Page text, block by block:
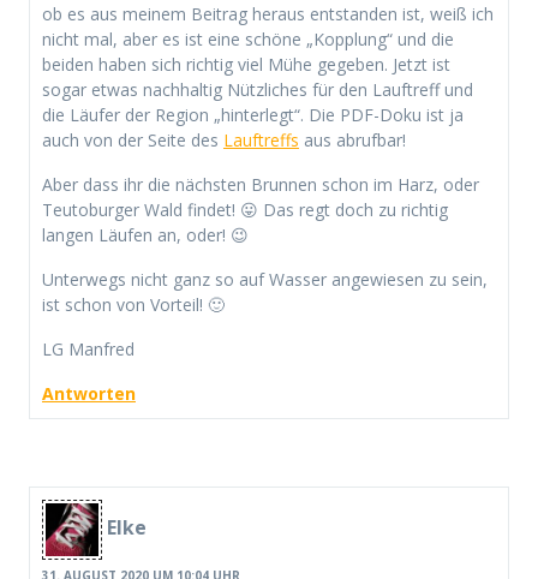
ob es aus meinem Beitrag heraus entstanden ist, weiß ich
nicht mal, aber es ist eine schöne „Kopplung“ und die
beiden haben sich richtig viel Mühe gegeben. Jetzt ist
sogar etwas nachhaltig Nützliches für den Lauftreff und
die Läufer der Region „hinterlegt“. Die PDF-Doku ist ja
auch von der Seite des Lauftreffs aus abrufbar!
Aber dass ihr die nächsten Brunnen schon im Harz, oder
Teutoburger Wald findet! 😛 Das regt doch zu richtig
langen Läufen an, oder! 😉
Unterwegs nicht ganz so auf Wasser angewiesen zu sein,
ist schon von Vorteil! 🙂
LG Manfred
Antworten
Elke
31. AUGUST 2020 UM 10:04 UHR